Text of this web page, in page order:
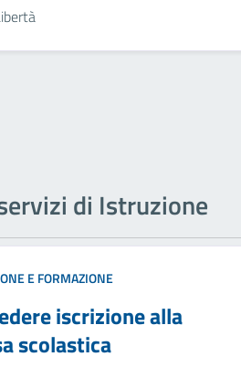
di Istruzione
E FORMAZIONE
iscrizione alla
scolastica